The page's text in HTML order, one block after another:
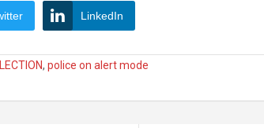
LinkedIn
, police on alert mode